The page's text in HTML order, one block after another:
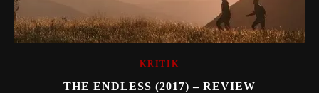
KRITIK
THE ENDLESS (2017) – REVIEW